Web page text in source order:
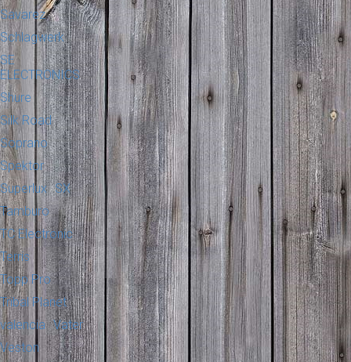
Savarez
Schlagwerk
SE
ELECTRONICS
Shure
Silk Road
Soprano
Spektor
Superlux SX
Tamburo
TC Electronic
Terris
Topp Pro
Tribal Planet
valencia Vater
Veston